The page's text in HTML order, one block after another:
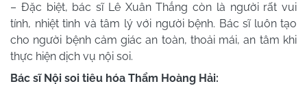
– Đặc biệt, bác sĩ Lê Xuân Thắng còn là người rất vui
tính, nhiệt tình và tâm lý với người bệnh. Bác sĩ luôn tạo
cho người bệnh cảm giác an toàn, thoải mái, an tâm khi
thực hiện dịch vụ nội soi.
Bác sĩ Nội soi tiêu hóa Thẩm Hoàng Hải: